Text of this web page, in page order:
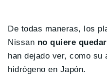
De todas maneras, los
Nissan no quiere
han dejado ver, como
hidrógeno en Japón.